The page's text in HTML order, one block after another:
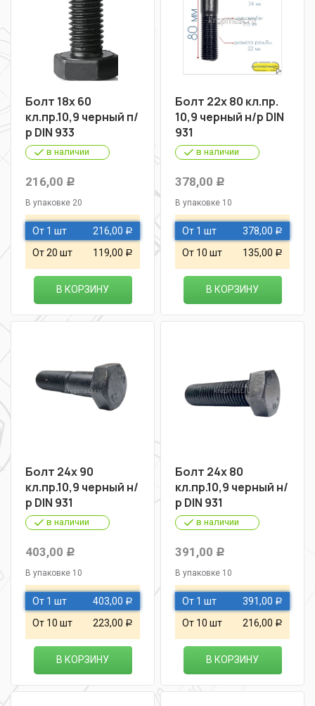
Болт 18х 60
кл.пр.10,9 черный п/
р DIN 933
в наличии
216,00 Р
В упаковке 20
От 1 шт 216,00 Р
От 20 шт 119,00 Р
В КОРЗИНУ
Болт 22х 80 кл.пр.
10,9 черный н/р DIN
931
в наличии
378,00 Р
В упаковке 10
От 1 шт 378,00 Р
От 10 шт 135,00 Р
В КОРЗИНУ
Болт 24х 90
кл.пр.10,9 черный н/
р DIN 931
в наличии
403,00 Р
В упаковке 10
От 1 шт 403,00 Р
От 10 шт 223,00 Р
В КОРЗИНУ
Болт 24х 80
кл.пр.10,9 черный н/
р DIN 931
в наличии
391,00 Р
В упаковке 10
От 1 шт 391,00 Р
От 10 шт 216,00 Р
В КОРЗИНУ